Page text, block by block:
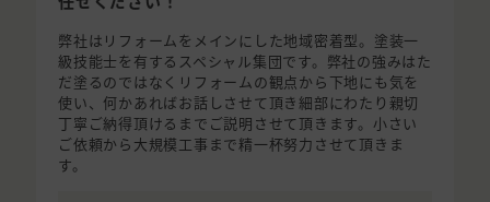
弊社はリフォームをメインにした地域密着型。塗装一
級技能士を有するスペシャル集団です。弊社の強みはた
だ塗るのではなくリフォームの観点から下地にも気を
使い、何かあればお話しさせて頂き細部にわたり親切
丁寧ご納得頂けるまでご説明させて頂きます。小さい
ご依頼から大規模工事まで精一杯努力させて頂きま
す。